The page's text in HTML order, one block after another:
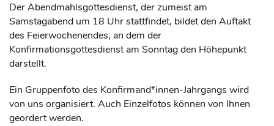
Der Abendmahlsgottesdienst, der zumeist am
Samstagabend um 18 Uhr stattfindet, bildet den Auftakt
des Feierwochenendes, an dem der
Konfirmationsgottesdienst am Sonntag den Höhepunkt
darstellt.
Ein Gruppenfoto des Konfirmand*innen-Jahrgangs wird
von uns organisiert. Auch Einzelfotos können von Ihnen
geordert werden.